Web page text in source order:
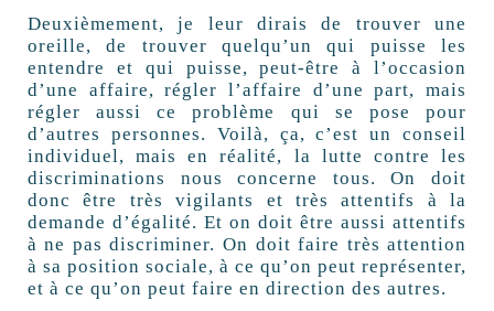
Deuxièmement, je leur dirais de trouver une
oreille, de trouver quelqu’un qui puisse les
entendre et qui puisse, peut-être à l’occasion
d’une affaire, régler l’affaire d’une part, mais
régler aussi ce problème qui se pose pour
d’autres personnes. Voilà, ça, c’est un conseil
individuel, mais en réalité, la lutte contre les
discriminations nous concerne tous. On doit
donc être très vigilants et très attentifs à la
demande d’égalité. Et on doit être aussi attentifs
à ne pas discriminer. On doit faire très attention
à sa position sociale, à ce qu’on peut représenter,
et à ce qu’on peut faire en direction des autres.